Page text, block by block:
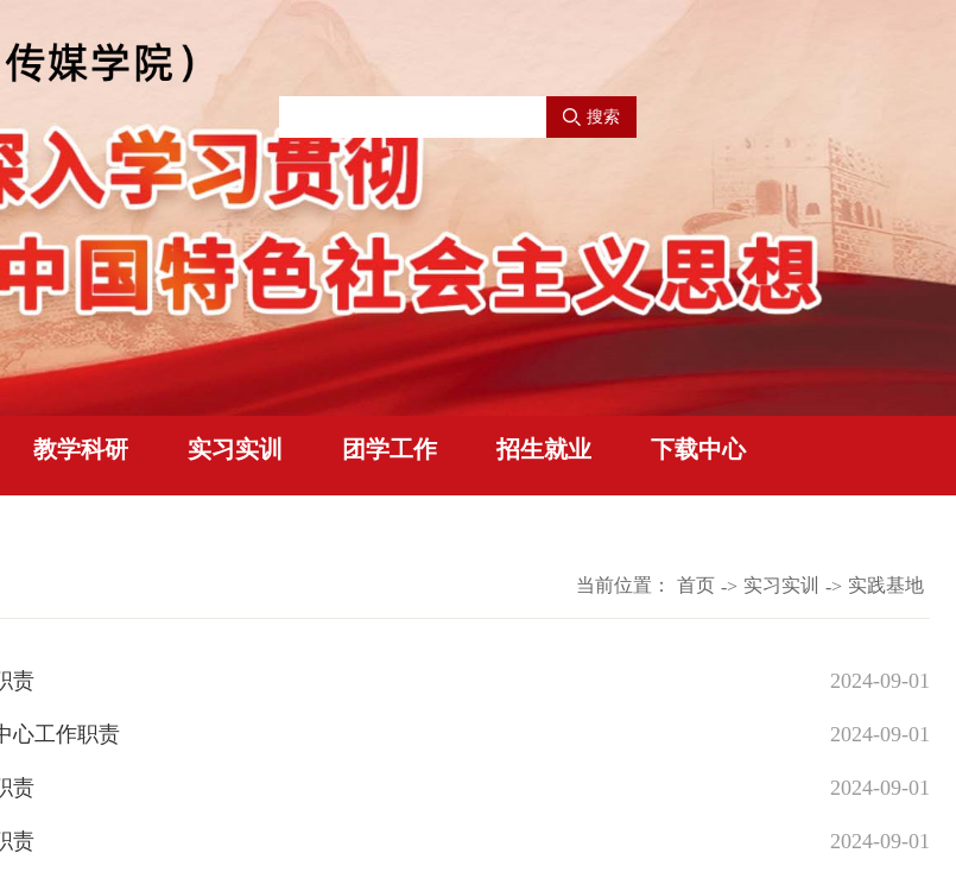
搜索
教学科研 实习实训 团学工作 招生就业 下载中心
当前位置： 首页 -> 实习实训 -> 实践基地
责 2024-09-01
心工作职责 2024-09-01
责 2024-09-01
责 2024-09-01